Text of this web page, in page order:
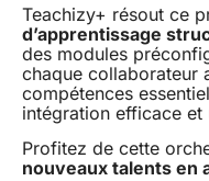
Teachizy+ résout ce
d’apprentissage
des modules
chaque collaborateur
compétences
intégration efficace et
Profitez de cette
nouveaux talents en